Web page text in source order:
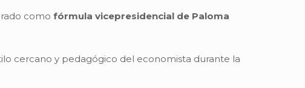
comofórmula vicepresidencial de Paloma
cercano y pedagógico del economista durante la